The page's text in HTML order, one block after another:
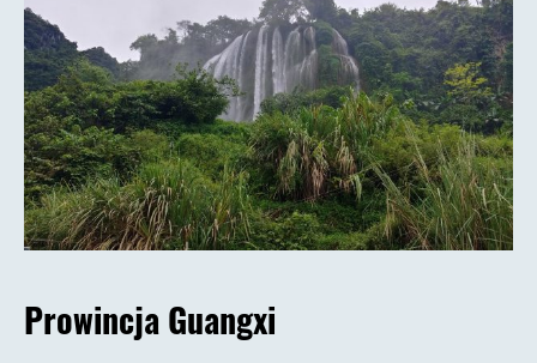
Prowincja Guangxi